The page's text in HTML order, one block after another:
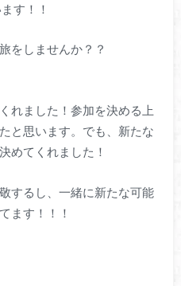
す！！
をしませんか？？
れました！参加を決める上
と思います。でも、新たな
めてくれました！
するし、一緒に新たな可能
ます！！！